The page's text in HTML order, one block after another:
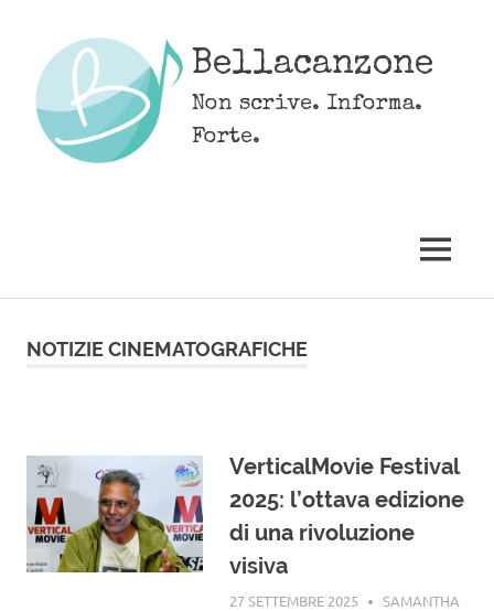
content
Bellacanzone
Non scrive. Informa.
Forte.
MENU
NOTIZIE CINEMATOGRAFICHE
VerticalMovie Festival
2025: l’ottava edizione
di una rivoluzione
visiva
27 SETTEMBRE 2025
SAMANTHA